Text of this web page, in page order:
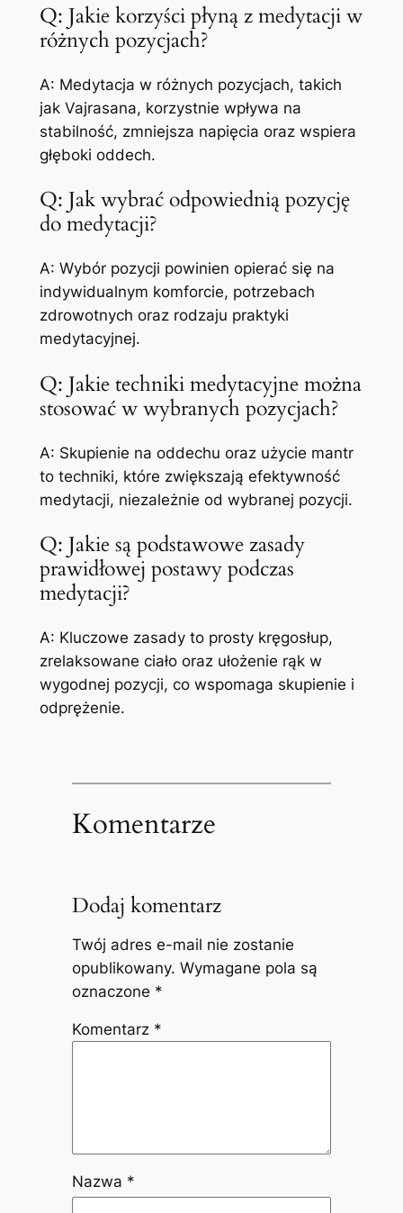
Q: Jakie korzyści płyną z medytacji w
różnych pozycjach?
A: Medytacja w różnych pozycjach, takich
jak Vajrasana, korzystnie wpływa na
stabilność, zmniejsza napięcia oraz wspiera
głęboki oddech.
Q: Jak wybrać odpowiednią pozycję
do medytacji?
A: Wybór pozycji powinien opierać się na
indywidualnym komforcie, potrzebach
zdrowotnych oraz rodzaju praktyki
medytacyjnej.
Q: Jakie techniki medytacyjne można
stosować w wybranych pozycjach?
A: Skupienie na oddechu oraz użycie mantr
to techniki, które zwiększają efektywność
medytacji, niezależnie od wybranej pozycji.
Q: Jakie są podstawowe zasady
prawidłowej postawy podczas
medytacji?
A: Kluczowe zasady to prosty kręgosłup,
zrelaksowane ciało oraz ułożenie rąk w
wygodnej pozycji, co wspomaga skupienie i
odprężenie.
Komentarze
Dodaj komentarz
Twój adres e-mail nie zostanie
opublikowany. Wymagane pola są
oznaczone *
Komentarz *
Nazwa *